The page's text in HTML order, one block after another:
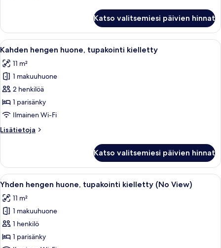
huone,
tupakointi
kielletty
Katso valitsemiesi päivien hinnat
Avaa
kaikki
huonetyypin
Kahden
hengen
huone,
tupakointi
kuvat
Hotellihuone, jossa on sänky, ikkuna
46
Kahden hengen huone, tupakointi kielletty
11 m²
1 makuuhuone
2 henkilöä
1 parisänky
Ilmainen Wi-Fi
Lisätietoja
Lisätietoja
huone,
tupakointi
kielletty
Katso valitsemiesi päivien hinnat
Avaa
kaikki
huonetyypin
Yhden
hengen
huone,
Hotellihuone, jossa on sänky,
46
Yhden hengen huone, tupakointi kielletty (No View)
11 m²
1 makuuhuone
1 henkilö
1 parisänky